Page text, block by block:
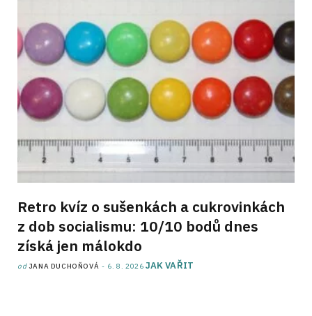
Retro kvíz o sušenkách a cukrovinkách
z dob socialismu: 10/10 bodů dnes
získá jen málokdo
od JANA DUCHOŇOVÁ 6. 8. 2026 JAK VAŘIT